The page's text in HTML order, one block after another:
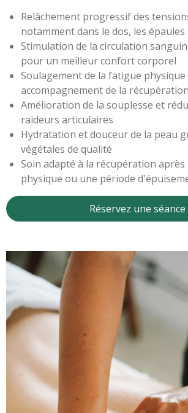
Relâchement progressif des
notamment dans le dos, les épaules
Stimulation de la circulation
pour un meilleur confort corporel
Soulagement de la fatigue
accompagnement de la récupération
Amélioration de la souplesse et
raideurs articulaires
Hydratation et douceur de la peau
végétales de qualité
Soin adapté à la récupération
physique ou une période
Réservez une séance